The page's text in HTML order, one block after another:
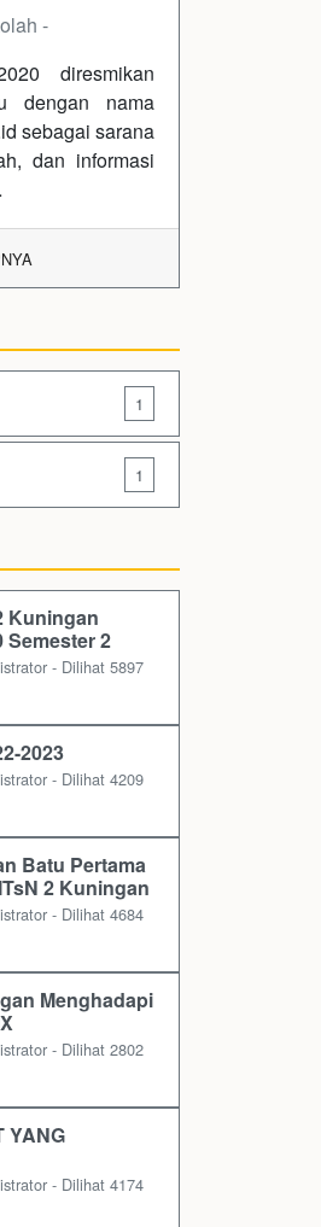
-
diresmikan
dengan nama
sebagai sarana
dan informasi
1
1
Kuningan
Semester 2
- Dilihat 5897
2023
- Dilihat 4209
Batu Pertama
2 Kuningan
- Dilihat 4684
Menghadapi
- Dilihat 2802
YANG
- Dilihat 4174